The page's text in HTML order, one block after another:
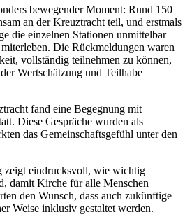
bewegender Moment: Rund 150
an der Kreuztracht teil, und erstmals
die einzelnen Stationen unmittelbar
Die Rückmeldungen waren
vollständig teilnehmen zu können,
Wertschätzung und Teilhabe
fand eine Begegnung mit
Diese Gespräche wurden als
das Gemeinschaftsgefühl unter den
zeigt eindrucksvoll, wie wichtig
damit Kirche für alle Menschen
den Wunsch, dass auch zukünftige
Weise inklusiv gestaltet werden.